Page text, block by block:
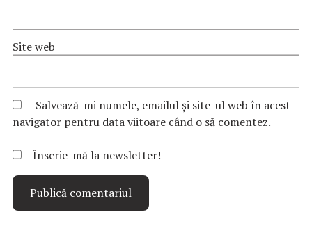
Site web
Salvează-mi numele, emailul și site-ul web în acest
navigator pentru data viitoare când o să comentez.
Înscrie-mă la newsletter!